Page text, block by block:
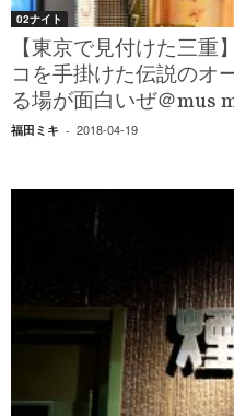
02ナイト
【東京で見付けた三
コを手掛けた伝説のオ
る場が面白いぜ＠mus
福田ミキ - 2018-04-19